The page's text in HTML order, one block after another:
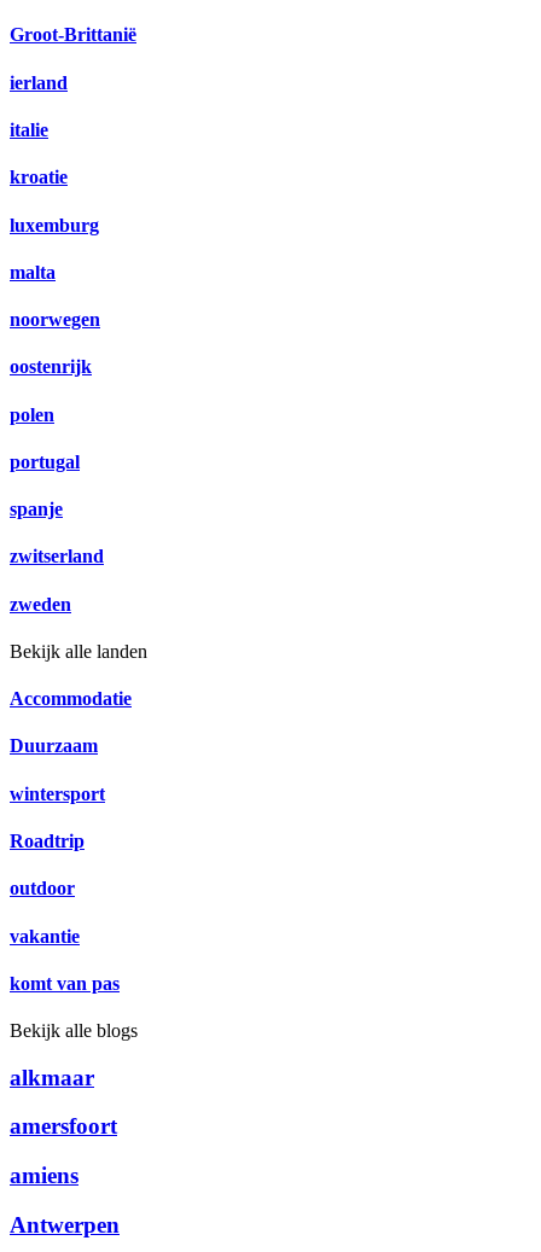
Groot-Brittanië
ierland
italie
kroatie
luxemburg
malta
noorwegen
oostenrijk
polen
portugal
spanje
zwitserland
zweden
Bekijk alle landen
Accommodatie
Duurzaam
wintersport
Roadtrip
outdoor
vakantie
komt van pas
Bekijk alle blogs
alkmaar
amersfoort
amiens
Antwerpen